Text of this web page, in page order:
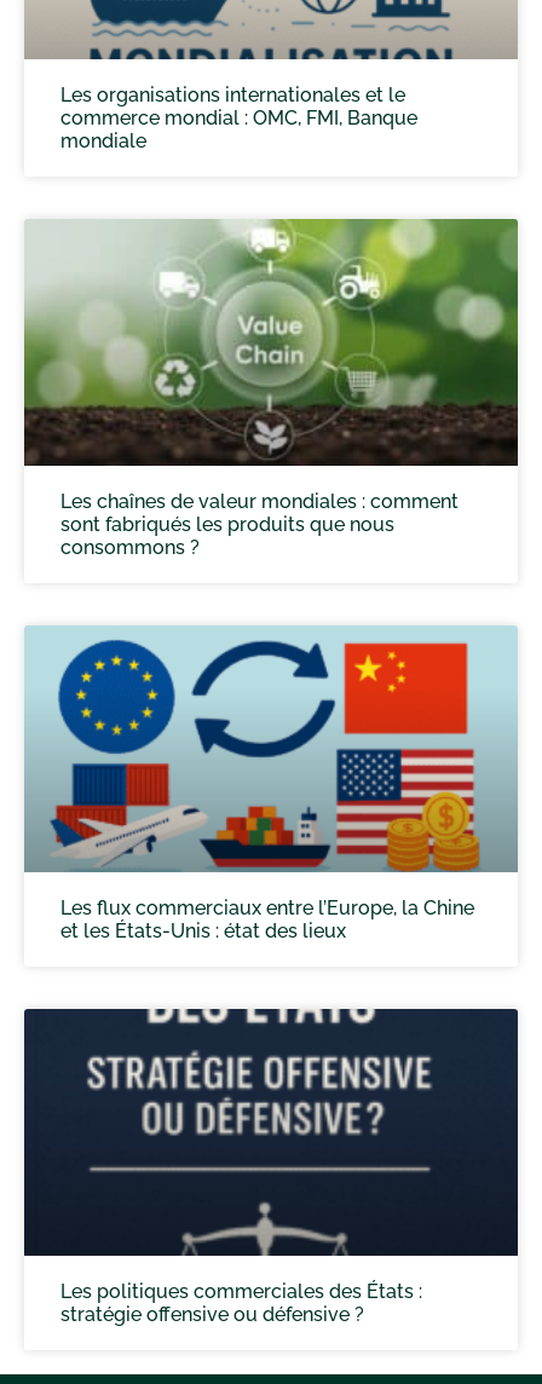
Les organisations internationales et le
commerce mondial : OMC, FMI, Banque
mondiale
Les chaînes de valeur mondiales : comment
sont fabriqués les produits que nous
consommons ?
Les flux commerciaux entre l’Europe, la Chine
et les États-Unis : état des lieux
Les politiques commerciales des États :
stratégie offensive ou défensive ?